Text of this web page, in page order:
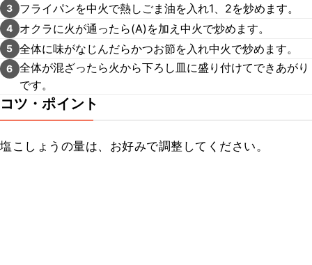
3 フライパンを中火で熱しごま油を入れ1、2を炒めます。
4 オクラに火が通ったら(A)を加え中火で炒めます。
5 全体に味がなじんだらかつお節を入れ中火で炒めます。
6 全体が混ざったら火から下ろし皿に盛り付けてできあがり
です。
コツ・ポイント
塩こしょうの量は、お好みで調整してください。